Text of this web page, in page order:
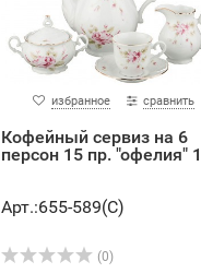
избранное сравнить
Кофейный сервиз на 6
персон 15 пр. "офелия"
Арт.:655-589(C)
(0)